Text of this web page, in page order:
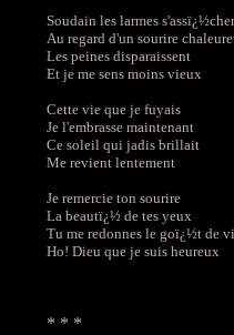
Soudain les larmes
Au regard d'un sourire
Les peines disparaissent
Et je me sens moins vieux
Cette vie que je fuyais
Je l'embrasse maintenant
Ce soleil qui jadis brillait
Me revient lentement
Je remercie ton sourire
La beautï¿½ de tes yeux
Tu me redonnes le goï¿½t de
Ho! Dieu que je suis heureux
* * *